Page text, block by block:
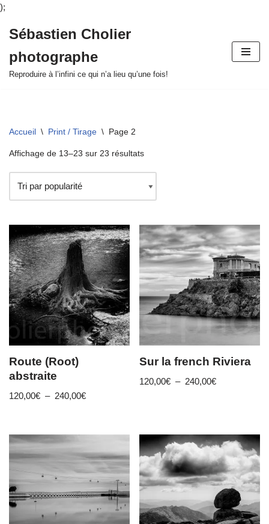
);
au
contenu
Sébastien Cholier
photographe
Reproduire à l’infini ce qui n’a lieu qu’une fois!
Accueil \ Print / Tirage \ Page 2
Affichage de 13–23 sur 23 résultats
Route (Root)
abstraite
120,00€ – 240,00€
Sur la french Riviera
120,00€ – 240,00€